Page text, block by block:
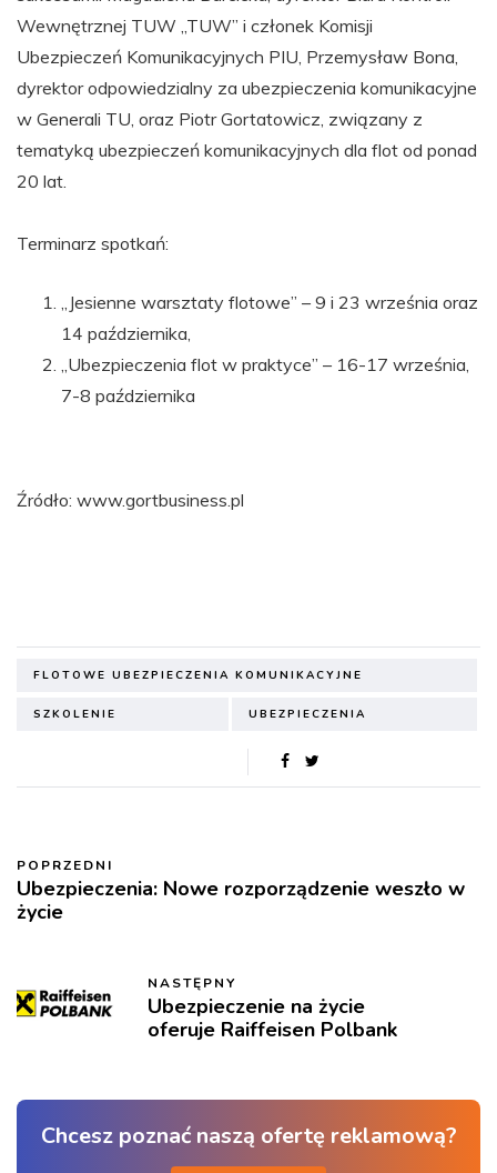
Wewnętrznej TUW „TUW” i członek Komisji
Ubezpieczeń Komunikacyjnych PIU, Przemysław Bona,
dyrektor odpowiedzialny za ubezpieczenia komunikacyjne
w Generali TU, oraz Piotr Gortatowicz, związany z
tematyką ubezpieczeń komunikacyjnych dla flot od ponad
20 lat.
Terminarz spotkań:
„Jesienne warsztaty flotowe” – 9 i 23 września oraz
14 października,
„Ubezpieczenia flot w praktyce” – 16-17 września,
7-8 października
Źródło: www.gortbusiness.pl
FLOTOWE UBEZPIECZENIA KOMUNIKACYJNE
SZKOLENIE UBEZPIECZENIA
POPRZEDNI
Ubezpieczenia: Nowe rozporządzenie weszło w
życie
NASTĘPNY
Ubezpieczenie na życie
oferuje Raiffeisen Polbank
Chcesz poznać naszą ofertę reklamową?